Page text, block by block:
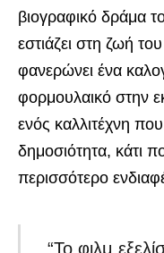
βιογραφικό δράμα
εστιάζει στη ζωή του
φανερώνει ένα
φορμουλαικό στην
ενός καλλιτέχνη
δημοσιότητα, κάτι
περισσότερο
“Το φιλμ